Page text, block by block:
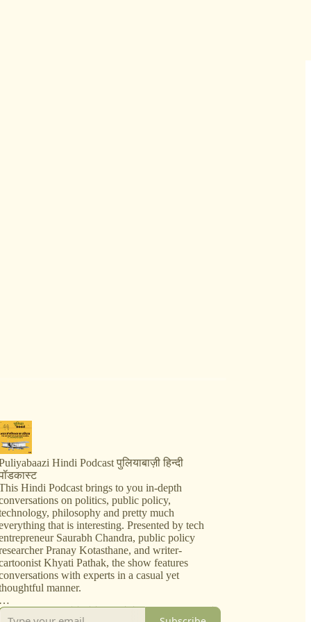
Hindi Podcast पुलियाबाज़ी हिन्दी
Hindi Podcast brings to you in-depth
on politics, public policy,
philosophy and pretty much
that is interesting. Presented by tech
Saurabh Chandra, public policy
Pranay Kotasthane, and writer-
Khyati Pathak, the show features
with experts in a casual yet
manner.
महफ़िल ख़त्म होते-होते दरवाज़े के बाहर, एक पुलिया के